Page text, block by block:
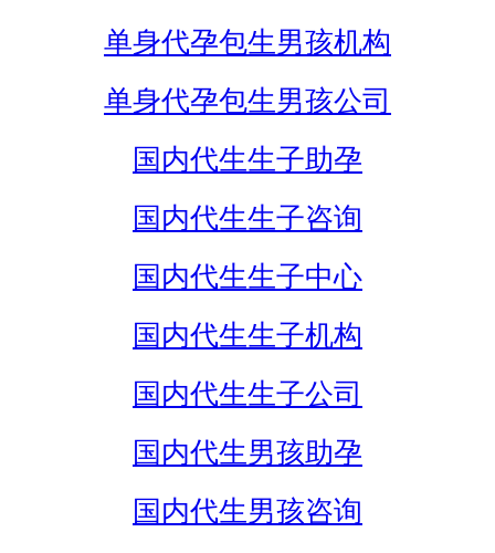
单身代孕包生男孩机构
单身代孕包生男孩公司
国内代生生子助孕
国内代生生子咨询
国内代生生子中心
国内代生生子机构
国内代生生子公司
国内代生男孩助孕
国内代生男孩咨询